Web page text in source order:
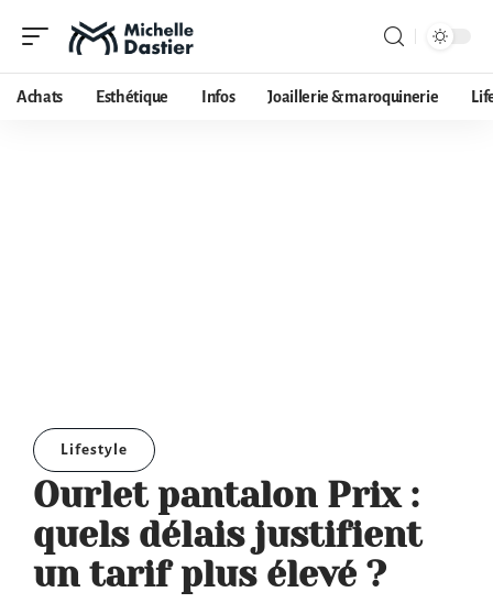
Achats Esthétique Infos Joaillerie & maroquinerie
Lifestyle
Ourlet pantalon Prix :
quels délais justifient
un tarif plus élevé ?